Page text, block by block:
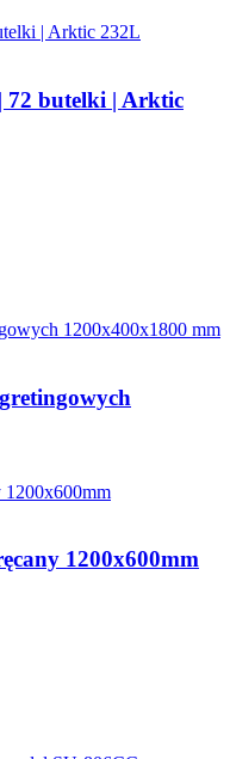
72 butelki | Arktic
1200x600mm